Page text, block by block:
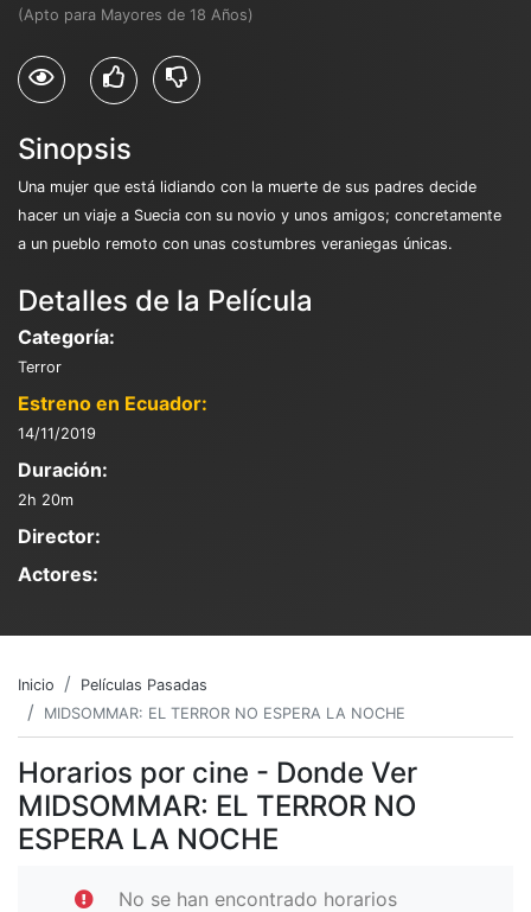
(Apto para Mayores de 18 Años)
Sinopsis
Una mujer que está lidiando con la muerte de sus padres decide
hacer un viaje a Suecia con su novio y unos amigos; concretamente
a un pueblo remoto con unas costumbres veraniegas únicas.
Detalles de la Película
Categoría:
Terror
Estreno en Ecuador:
14/11/2019
Duración:
2h 20m
Director:
Actores:
Inicio
Películas Pasadas
MIDSOMMAR: EL TERROR NO ESPERA LA NOCHE
Horarios por cine - Donde Ver
MIDSOMMAR: EL TERROR NO
ESPERA LA NOCHE
No se han encontrado horarios